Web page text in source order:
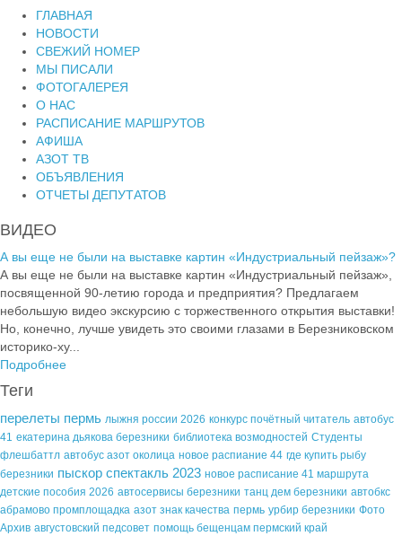
ГЛАВНАЯ
НОВОСТИ
СВЕЖИЙ НОМЕР
МЫ ПИСАЛИ
ФОТОГАЛЕРЕЯ
О НАС
РАСПИСАНИЕ МАРШРУТОВ
АФИША
АЗОТ ТВ
ОБЪЯВЛЕНИЯ
ОТЧЕТЫ ДЕПУТАТОВ
ВИДЕО
А вы еще не были на выставке картин «Индустриальный пейзаж»?
А вы еще не были на выставке картин «Индустриальный пейзаж»,
посвященной 90-летию города и предприятия? Предлагаем
небольшую видео экскурсию с торжественного открытия выставки!
Но, конечно, лучше увидеть это своими глазами в Березниковском
историко-ху...
Подробнее
Теги
перелеты пермь лыжня россии 2026 конкурс почётный читатель автобус
41 екатерина дьякова березники библиотека возмодностей Студенты
флешбаттл автобус азот околица новое распиание 44 где купить рыбу
березники пыскор спектакль 2023 новое расписание 41 маршрута
детские пособия 2026 автосервисы березники танц дем березники автобкс
абрамово промплощадка азот знак качества пермь урбир березники Фото
Архив августовский педсовет помощь бещенцам пермский край